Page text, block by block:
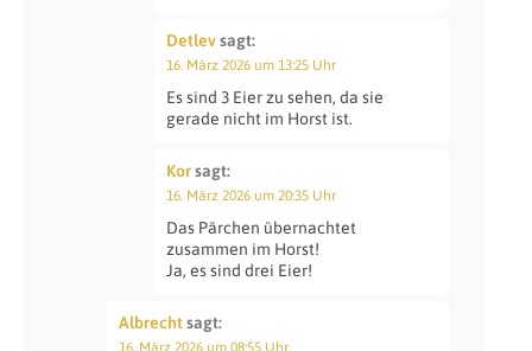
Detlevsagt:
16. März 2026 um 13:25 Uhr
Es sind 3 Eier zu sehen, da sie
gerade nicht im Horst ist.
Korsagt:
16. März 2026 um 20:35 Uhr
Das Pärchen übernachtet
zusammen im Horst!
Ja, es sind drei Eier!
Albrechtsagt:
16. März 2026 um 08:55 Uhr